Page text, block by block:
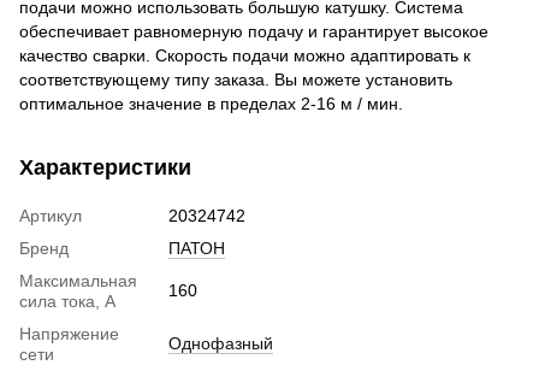
подачи можно использовать большую катушку. Система
обеспечивает равномерную подачу и гарантирует высокое
качество сварки. Скорость подачи можно адаптировать к
соответствующему типу заказа. Вы можете установить
оптимальное значение в пределах 2-16 м / мин.
Характеристики
Артикул
20324742
Бренд
ПАТОН
Максимальная
сила тока, А
160
Напряжение
сети
Однофазный